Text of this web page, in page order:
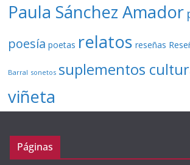
Paula Sánchez Amador
poesía poetas relatos reseñas
Barral sonetos suplementos
viñeta
Páginas